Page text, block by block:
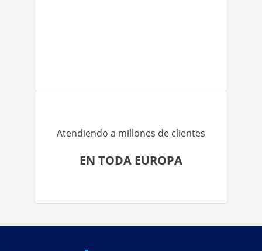
Atendiendo a millones de clientes
EN TODA EUROPA